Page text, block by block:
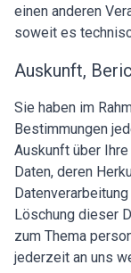
einen anderen
soweit es
Auskunft,
Sie haben im
Bestimmungen
Auskunft über
Daten, deren
Löschung dieser
zum Thema
jederzeit an uns